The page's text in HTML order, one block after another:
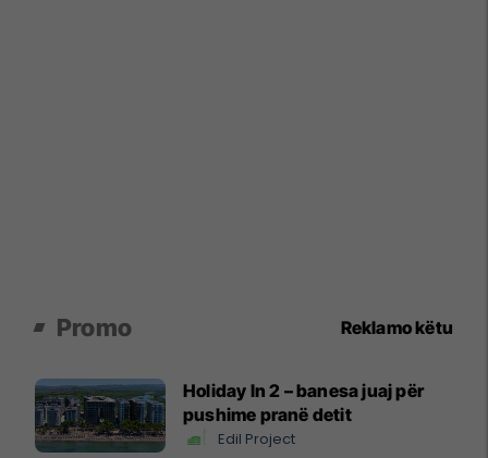
Promo Reklamo këtu
Holiday In 2 – banesa juaj për
pushime pranë detit
Edil Project